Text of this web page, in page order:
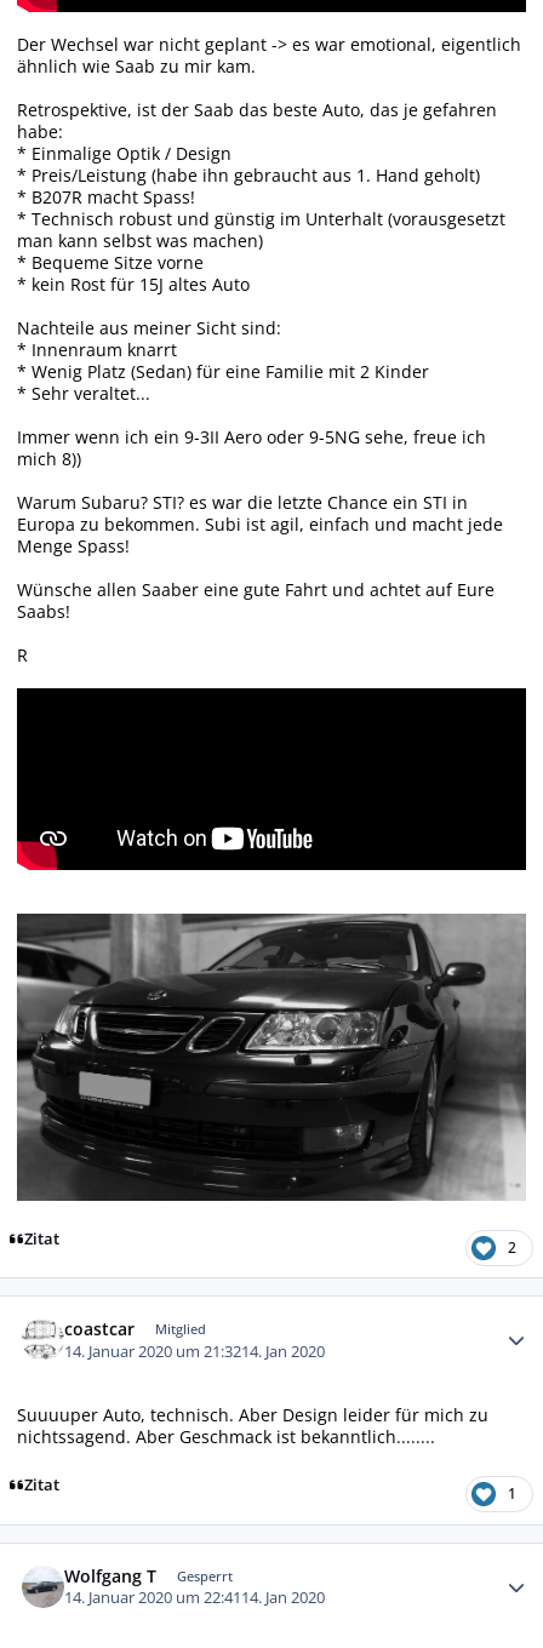
Der Wechsel war nicht geplant -> es war emotional, eigentlich
ähnlich wie Saab zu mir kam.
Retrospektive, ist der Saab das beste Auto, das je gefahren
habe:
* Einmalige Optik / Design
* Preis/Leistung (habe ihn gebraucht aus 1. Hand geholt)
* B207R macht Spass!
* Technisch robust und günstig im Unterhalt (vorausgesetzt
man kann selbst was machen)
* Bequeme Sitze vorne
* kein Rost für 15J altes Auto
Nachteile aus meiner Sicht sind:
* Innenraum knarrt
* Wenig Platz (Sedan) für eine Familie mit 2 Kinder
* Sehr veraltet...
Immer wenn ich ein 9-3II Aero oder 9-5NG sehe, freue ich
mich 8))
Warum Subaru? STI? es war die letzte Chance ein STI in
Europa zu bekommen. Subi ist agil, einfach und macht jede
Menge Spass!
Wünsche allen Saaber eine gute Fahrt und achtet auf Eure
Saabs!
R
Zitat 2
coastcar Mitglied
14. Januar 2020 um 21:3214. Jan 2020
Suuuuper Auto, technisch. Aber Design leider für mich zu
nichtssagend. Aber Geschmack ist bekanntlich........
Zitat 1
Wolfgang T Gesperrt
14. Januar 2020 um 22:4114. Jan 2020